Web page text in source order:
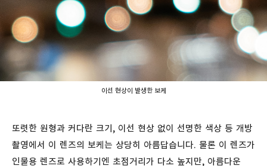
이선 현상이 발생한 보케
또렷한 원형과 커다란 크기, 이선 현상 없이 선명한 색상 등 개방
촬영에서 이 렌즈의 보케는 상당히 아름답습니다. 물론 이 렌즈가
인물용 렌즈로 사용하기엔 초점거리가 다소 높지만, 아름다운